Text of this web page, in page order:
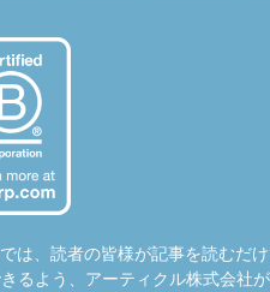
は、読者の皆様が記事を読むだ
るよう、アーティクル株式会社